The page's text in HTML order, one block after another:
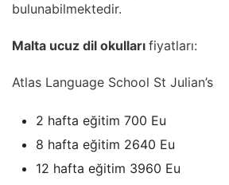
bulunabilmektedir.
Malta ucuz dil okulları fiyatları:
Atlas Language School St Julian’s
2 hafta eğitim 700 Eu
8 hafta eğitim 2640 Eu
12 hafta eğitim 3960 Eu